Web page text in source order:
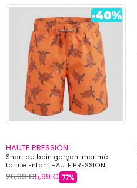
HAUTE PRESSION
Short de bain garçon imprimé
tortue Enfant HAUTE PRESSION
26,99 €5,99 € 77%